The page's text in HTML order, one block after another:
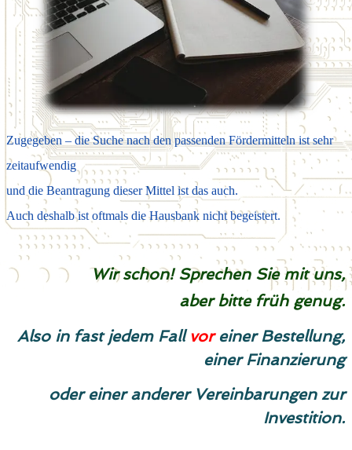
Zugegeben – die Suche nach den passenden Fördermitteln ist sehr
zeitaufwendig
und die Beantragung dieser Mittel ist das auch.
Auch deshalb ist oftmals die Hausbank nicht begeistert.
Wir schon! Sprechen Sie mit uns,
aber bitte früh genug.
Also in fast jedem Fall voreiner Bestellung,
einer Finanzierung
oder einer anderer Vereinbarungen zur
Investition.